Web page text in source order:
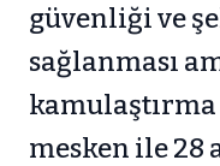
güvenliği ve
sağlanması
kamulaştırma
mesken ile 28